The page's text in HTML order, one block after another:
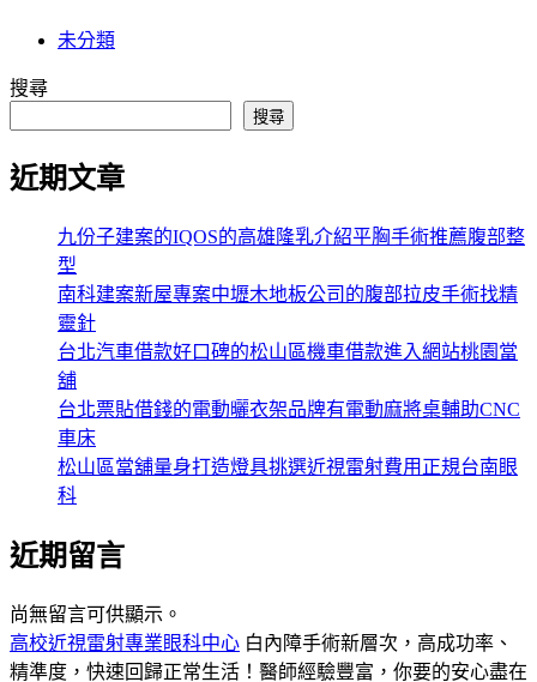
未分類
搜尋
搜尋
近期文章
九份子建案的IQOS的高雄隆乳介紹平胸手術推薦腹部整
型
南科建案新屋專案中壢木地板公司的腹部拉皮手術找精
靈針
台北汽車借款好口碑的松山區機車借款進入網站桃園當
舖
台北票貼借錢的電動曬衣架品牌有電動麻將桌輔助CNC
車床
松山區當舖量身打造燈具挑選近視雷射費用正規台南眼
科
近期留言
尚無留言可供顯示。
高校近視雷射專業眼科中心 白內障手術新層次，高成功率、
精準度，快速回歸正常生活！醫師經驗豐富，你要的安心盡在